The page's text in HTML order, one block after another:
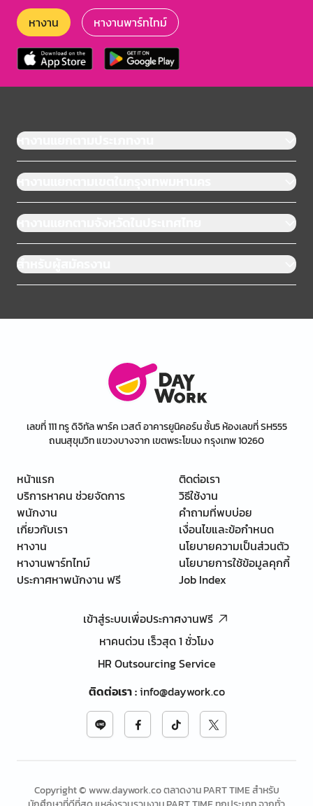
หางาน หางานพาร์ทไทม์
หางานแยกตามประเภทงาน
หางานแยกตามเขตในกรุงเทพมหานคร
หางานแยกตามจังหวัดในประเทศไทย
สำหรับผู้สมัครงาน
เลขที่ 111 ทรู ดิจิทัล พาร์ค เวสต์ อาคารยูนิคอร์น ชั้น5 ห้องเลขที่ SH555
ถนนสุขุมวิท แขวงบางจาก เขตพระโขนง กรุงเทพ 10260
หน้าแรก
บริการหาคน ช่วยจัดการ
พนักงาน
เกี่ยวกับเรา
หางาน
หางานพาร์ทไทม์
ประกาศหาพนักงาน ฟรี
ติดต่อเรา
วิธีใช้งาน
คำถามที่พบบ่อย
เงื่อนไขและข้อกำหนด
นโยบายความเป็นส่วนตัว
นโยบายการใช้ข้อมูลคุกกี้
Job Index
เข้าสู่ระบบเพื่อประกาศงานฟรี
หาคนด่วน เร็วสุด 1 ชั่วโมง
HR Outsourcing Service
ติดต่อเรา:info@daywork.co
Copyright © www.daywork.co ตลาดงาน PART TIME สำหรับ